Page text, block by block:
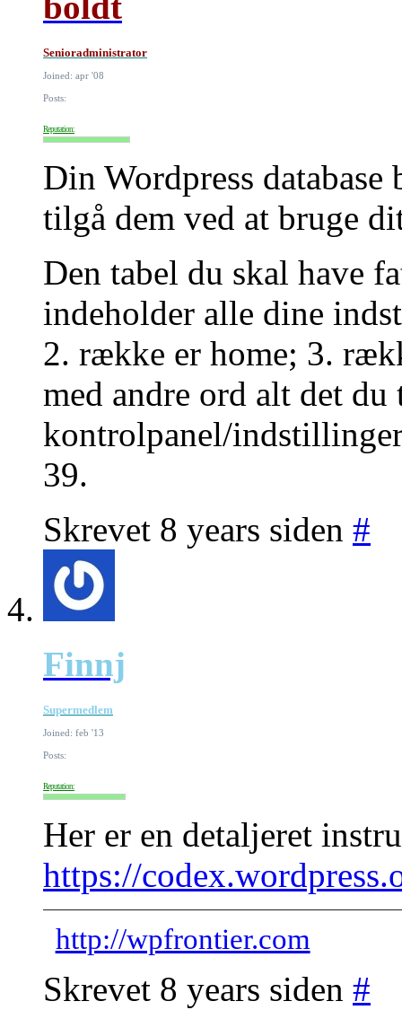
Senioradministrator
Joined: apr '08
Posts:
Reputation:
Din Wordpress
tilgå dem ved at bruge
Den tabel du skal have
indeholder alle dine
2. række er home; 3.
med andre ord alt det du
kontrolpanel/
39.
Skrevet 8 years siden #
Finnj
Supermedlem
Joined: feb '13
Posts:
Reputation:
Her er en detaljeret
https://
http://wpfrontier.com
Skrevet 8 years siden #